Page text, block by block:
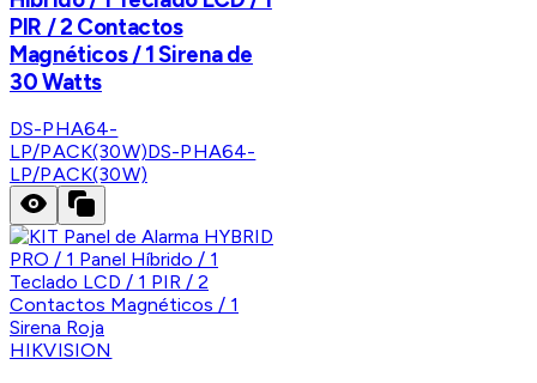
PIR / 2 Contactos
Magnéticos / 1 Sirena de
30 Watts
DS-PHA64-
LP/PACK(30W)DS-PHA64-
LP/PACK(30W)
HIKVISION